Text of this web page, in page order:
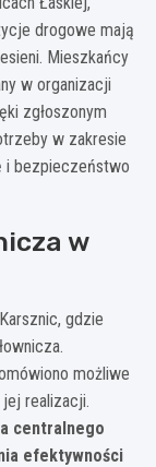
drogowe mają
Mieszkańcy
w organizacji
zgłoszonym
w zakresie
i bezpieczeństwo
w
gdzie
możliwe
realizacji.
centralnego
efektywności